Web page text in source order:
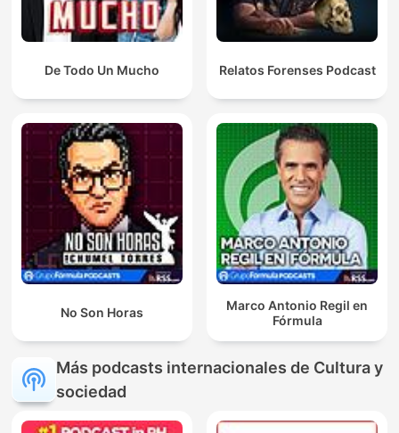
De Todo Un Mucho Relatos Forenses Podcast
No Son Horas
Marco Antonio Regil en
Fórmula
Más podcasts internacionales de Cultura y
sociedad